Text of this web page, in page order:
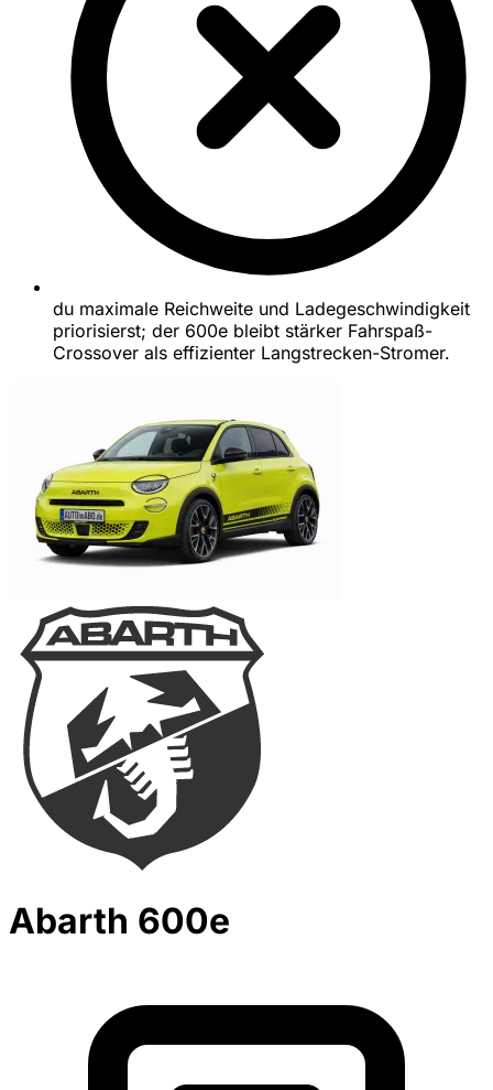
du maximale Reichweite und Ladegeschwindigkeit
priorisierst; der 600e bleibt stärker Fahrspaß-
Crossover als effizienter Langstrecken-Stromer.
Abarth 600e